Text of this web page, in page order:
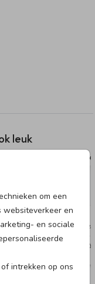
om een
websiteverkeer en
en sociale
intrekken op ons
leuk
97 X